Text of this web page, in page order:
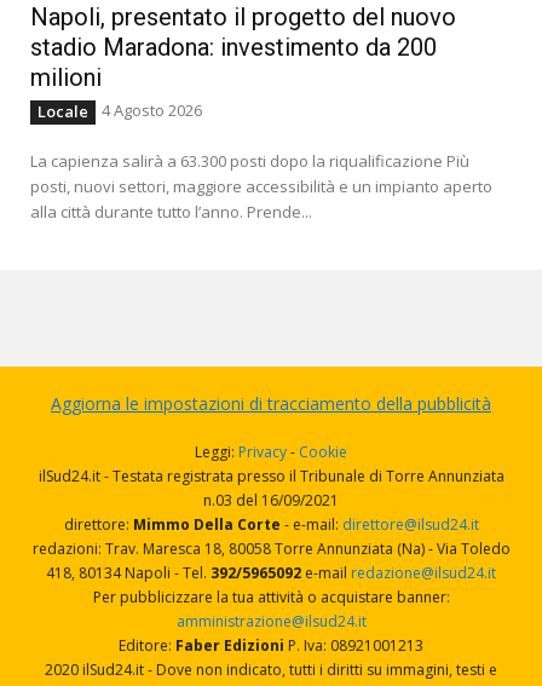
Napoli, presentato il progetto del nuovo
stadio Maradona: investimento da 200
milioni
Locale 4 Agosto 2026
La capienza salirà a 63.300 posti dopo la riqualificazione Più
posti, nuovi settori, maggiore accessibilità e un impianto aperto
alla città durante tutto l’anno. Prende...
Aggiorna le impostazioni di tracciamento della pubblicità
Leggi: Privacy- Cookie
ilSud24.it - Testata registrata presso il Tribunale di Torre Annunziata
n.03 del 16/09/2021
direttore: Mimmo Della Corte - e-mail: direttore@ilsud24.it
redazioni: Trav. Maresca 18, 80058 Torre Annunziata (Na) - Via Toledo
418, 80134 Napoli - Tel. 392/5965092 e-mail redazione@ilsud24.it
Per pubblicizzare la tua attività o acquistare banner:
amministrazione@ilsud24.it
Editore: Faber Edizioni P. Iva: 08921001213
2020 ilSud24.it - Dove non indicato, tutti i diritti su immagini, testi e